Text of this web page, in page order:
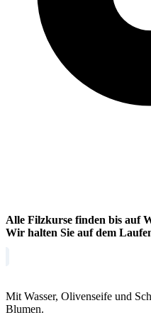
Alle Filzkurse finden bis auf
Wir halten Sie auf dem
Mit Wasser, Olivenseife und
Blumen.